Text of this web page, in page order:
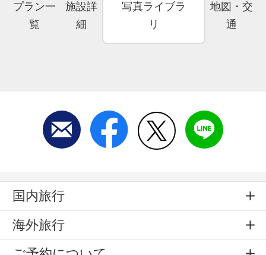
プラン一
覧
施設詳
細
写真ライブラ
リ
地図・交
通
国内旅行
海外旅行